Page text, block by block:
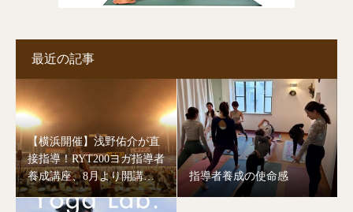
最近の記事
【横浜開催】浅野佑介が直
接指導！RYT200ヨガ指導者
養成講座、8月より開講し
ます。
指導者養成の使命感